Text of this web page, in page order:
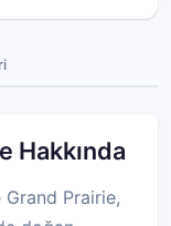
Hakkında
Grand Prairie,